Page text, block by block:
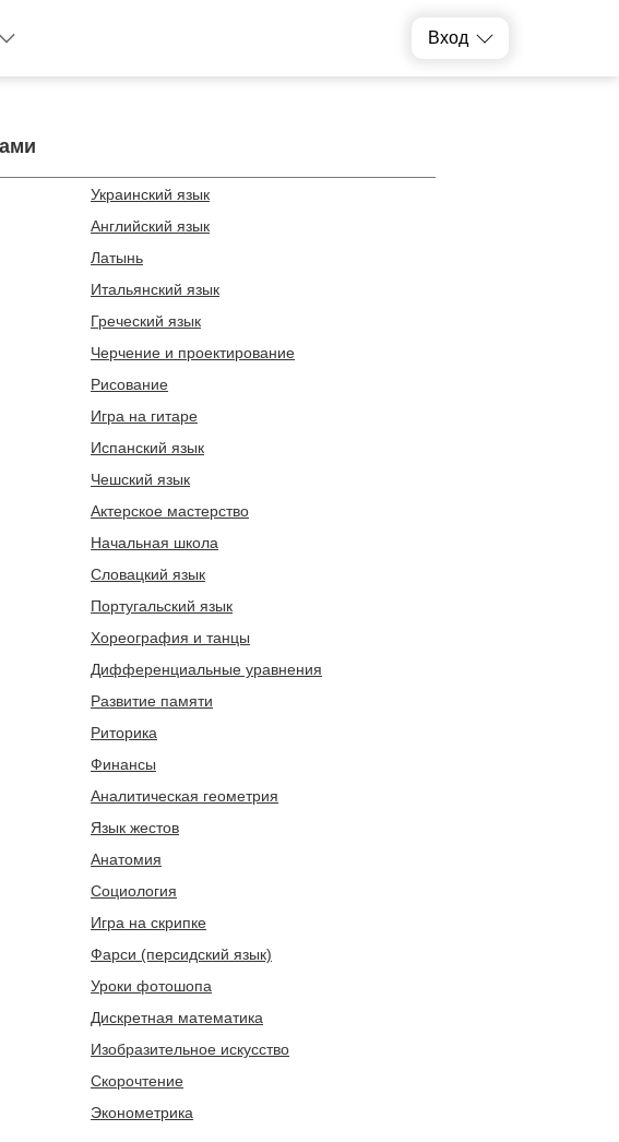
Вход
Украинский язык
Английский язык
Латынь
Итальянский язык
Греческий язык
Черчение и проектирование
Рисование
Игра на гитаре
Испанский язык
Чешский язык
Актерское мастерство
Начальная школа
Словацкий язык
Португальский язык
Хореография и танцы
Дифференциальные уравнения
Развитие памяти
Риторика
Финансы
Аналитическая геометрия
Язык жестов
Анатомия
Социология
Игра на скрипке
Фарси (персидский язык)
Уроки фотошопа
Дискретная математика
Изобразительное искусство
Скорочтение
Эконометрика